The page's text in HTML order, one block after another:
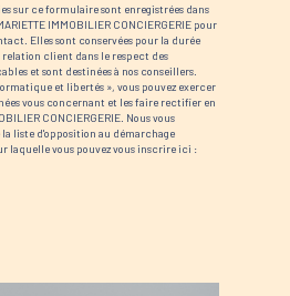
sur ce formulaire sont enregistrées dans
IMMOBILIER CONCIERGERIE pour
Elles sont conservées pour la durée
relation client dans le respect des
et sont destinées à nos conseillers.
et libertés », vous pouvez exercer
vous concernant et les faire rectifier en
CONCIERGERIE. Nous vous
liste d'opposition au démarchage
laquelle vous pouvez vous inscrire ici :